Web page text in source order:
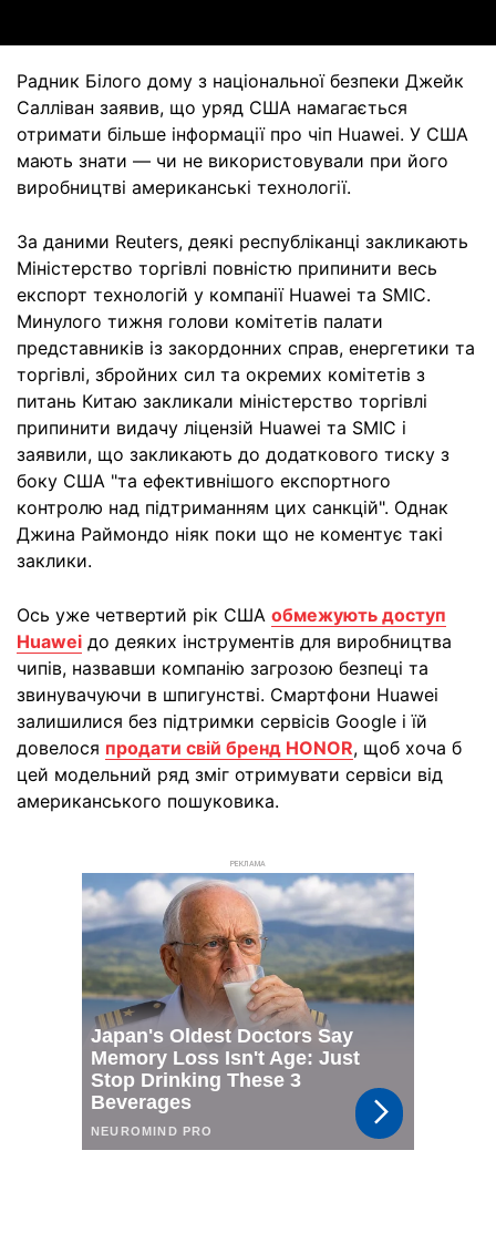
Радник Білого дому з національної безпеки Джейк
Салліван заявив, що уряд США намагається
отримати більше інформації про чіп Huawei. У США
мають знати — чи не використовували при його
виробництві американські технології.
За даними Reuters, деякі республіканці закликають
Міністерство торгівлі повністю припинити весь
експорт технологій у компанії Huawei та SMIC.
Минулого тижня голови комітетів палати
представників із закордонних справ, енергетики та
торгівлі, збройних сил та окремих комітетів з
питань Китаю закликали міністерство торгівлі
припинити видачу ліцензій Huawei та SMIC і
заявили, що закликають до додаткового тиску з
боку США "та ефективнішого експортного
контролю над підтриманням цих санкцій". Однак
Джина Раймондо ніяк поки що не коментує такі
заклики.
Ось уже четвертий рік США обмежують доступ
Huawei до деяких інструментів для виробництва
чипів, назвавши компанію загрозою безпеці та
звинувачуючи в шпигунстві. Смартфони Huawei
залишилися без підтримки сервісів Google і їй
довелося продати свій бренд HONOR, щоб хоча б
цей модельний ряд зміг отримувати сервіси від
американського пошуковика.
РЕКЛАМА